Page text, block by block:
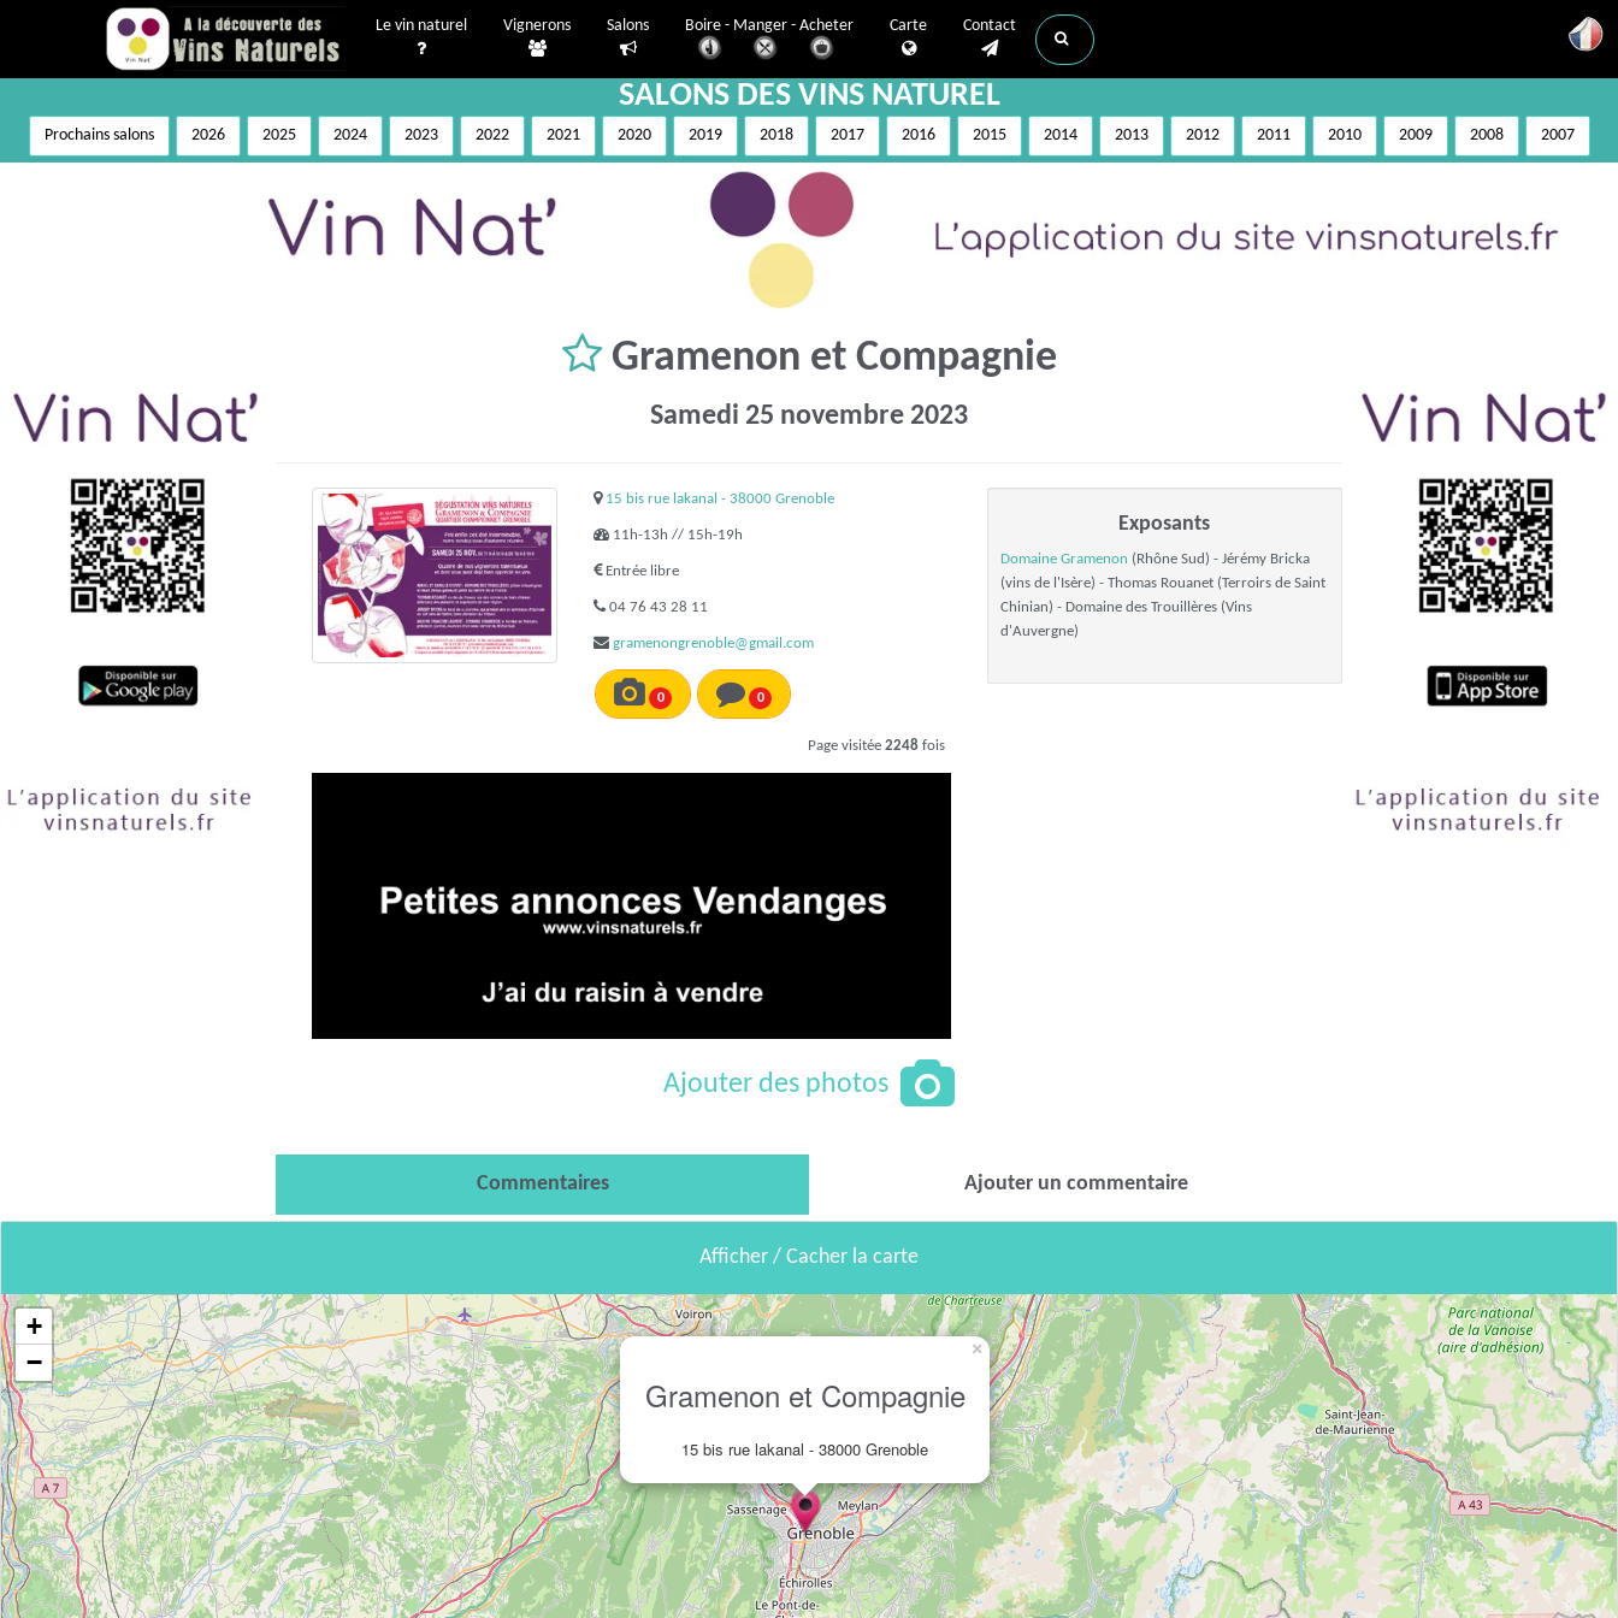
Le vin naturel Vignerons Salons Boire - Manger - Acheter Carte Contact
SALONS DES VINS NATUREL
Prochains salons 2026 2025 2024 2023 2022 2021 2020 2019 2018 2017 2016 2015 2014 2013 2012 2011 2010 2009 2008 2007
Gramenon et Compagnie
Samedi 25 novembre 2023
15 bis rue lakanal - 38000 Grenoble
11h-13h // 15h-19h
Entrée libre
04 76 43 28 11
gramenongrenoble@gmail.com
0 0
Page visitée 2248fois
Exposants
Domaine Gramenon (Rhône Sud) - Jérémy Bricka
(vins de l'Isère) - Thomas Rouanet (Terroirs de Saint
Chinian) - Domaine des Trouillères (Vins
d'Auvergne)
Ajouter des photos
Commentaires Ajouter un commentaire
Afficher / Cacher la carte
Gramenon et Compagnie
15 bis rue lakanal - 38000 Grenoble
×
+
−